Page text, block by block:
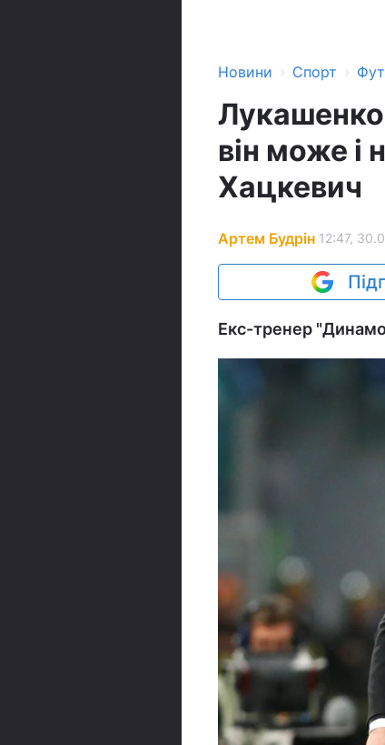
Новини › Спорт ›
Лукашенко
він може і
Хацкевич
Артем Будрін 12:47,
Екс-тренер